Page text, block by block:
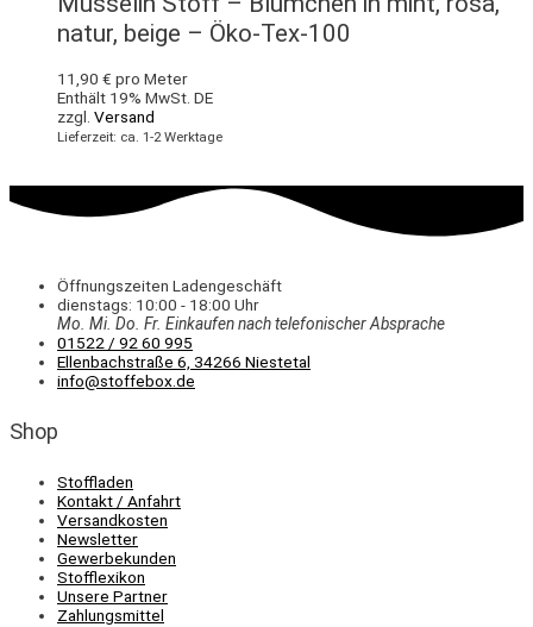
natur, beige – Öko-Tex-100
11,90 € pro Meter
Enthält 19% MwSt. DE
zzgl. Versand
Lieferzeit: ca. 1-2 Werktage
Öffnungszeiten Ladengeschäft
dienstags: 10:00 - 18:00 Uhr
Mo. Mi. Do. Fr. Einkaufennach telefonischer Absprache
01522 / 92 60 995
Ellenbachstraße 6, 34266 Niestetal
info@stoffebox.de
Shop
Stoffladen
Kontakt / Anfahrt
Versandkosten
Newsletter
Gewerbekunden
Stofflexikon
Unsere Partner
Zahlungsmittel